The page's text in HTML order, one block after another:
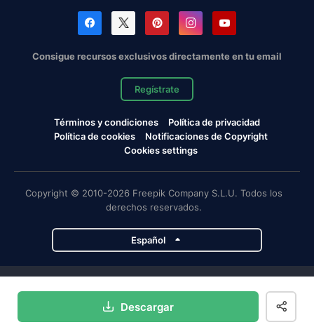
Descargar
Consigue recursos exclusivos directamente en tu email
Regístrate
Términos y condiciones
Política de privacidad
Política de cookies
Notificaciones de Copyright
Cookies settings
Copyright © 2010-2026 Freepik Company S.L.U. Todos los
derechos reservados.
Español
Magnific Flaticon